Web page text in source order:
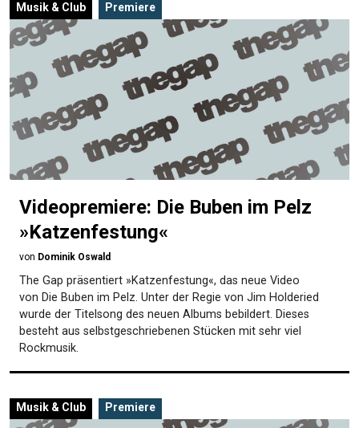
Musik & Club Premiere
Videopremiere: Die Buben im Pelz
»Katzenfestung«
von Dominik Oswald
The Gap präsentiert »Katzenfestung«, das neue Video
von Die Buben im Pelz. Unter der Regie von Jim Holderied
wurde der Titelsong des neuen Albums bebildert. Dieses
besteht aus selbstgeschriebenen Stücken mit sehr viel
Rockmusik.
Musik & Club Premiere